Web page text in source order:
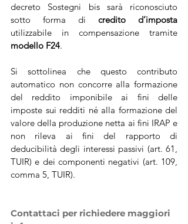
decreto Sostegni bis sarà riconosciuto
sotto forma di credito d’imposta
modello F24.
Si sottolinea che questo contributo
automatico non concorre alla formazione
del reddito imponibile ai fini delle
imposte sui redditi né alla formazione del
valore della produzione netta ai fini IRAP e
non rileva ai fini del rapporto di
deducibilità degli interessi passivi (art. 61,
TUIR) e dei componenti negativi (art. 109,
comma 5, TUIR).
Contattaci per richiedere maggiori